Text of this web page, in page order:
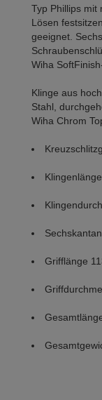
Typ Phillips mit
Lösen
geeignet.
Wiha
Klinge aus
Stahl,
Wiha Chrom
Grifflänge